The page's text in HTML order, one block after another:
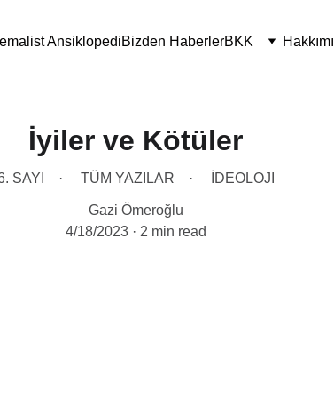
AnsiklopediBizden HaberlerBKK
İyiler ve Kötüler
SAYI TÜM YAZILAR İDEOLOJI
Gazi Ömeroğlu
4/18/2023
2 min read